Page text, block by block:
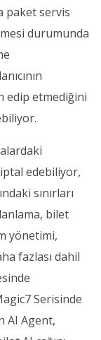
paket servis
durumunda
edip etmediğini
edebiliyor,
sınırları
bilet
yönetimi,
fazlası dahil
Serisinde
AI Agent,